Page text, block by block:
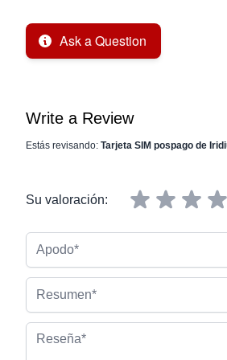
Ask a Question
Write a Review
Estás revisando: Tarjeta SIM pospago de
Su valoración:
Reseña